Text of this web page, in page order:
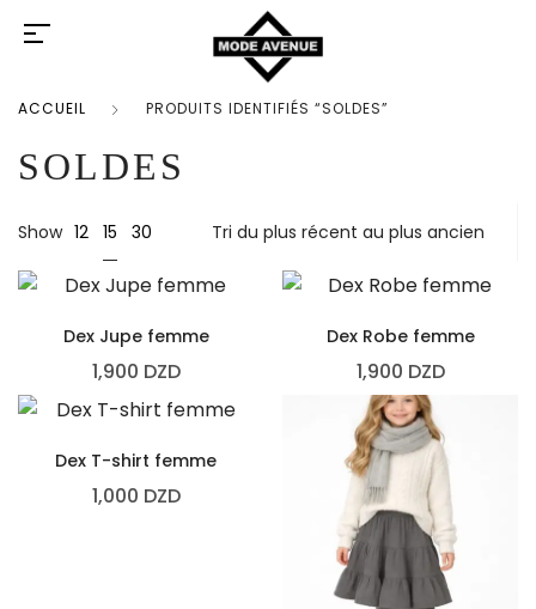
ACCUEIL PRODUITS IDENTIFIÉS “SOLDES”
SOLDES
Show 12 15 30
Dex Jupe femme
1,900 DZD
Dex Robe femme
1,900 DZD
Dex T-shirt femme
1,000 DZD